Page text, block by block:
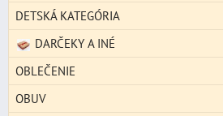
DETSKÁ KATEGÓRIA
DARČEKY A INÉ
OBLEČENIE
OBUV